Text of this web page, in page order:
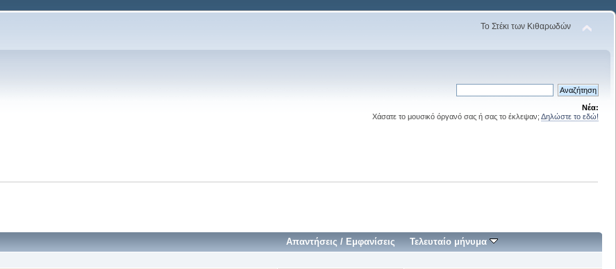
Το Στέκι των Κιθαρωδών
Νέα:
Χάσατε το μουσικό όργανό σας ή σας το έκλεψαν; Δηλώστε το εδώ!
Απαντήσεις / Εμφανίσεις Τελευταίο μήνυμα